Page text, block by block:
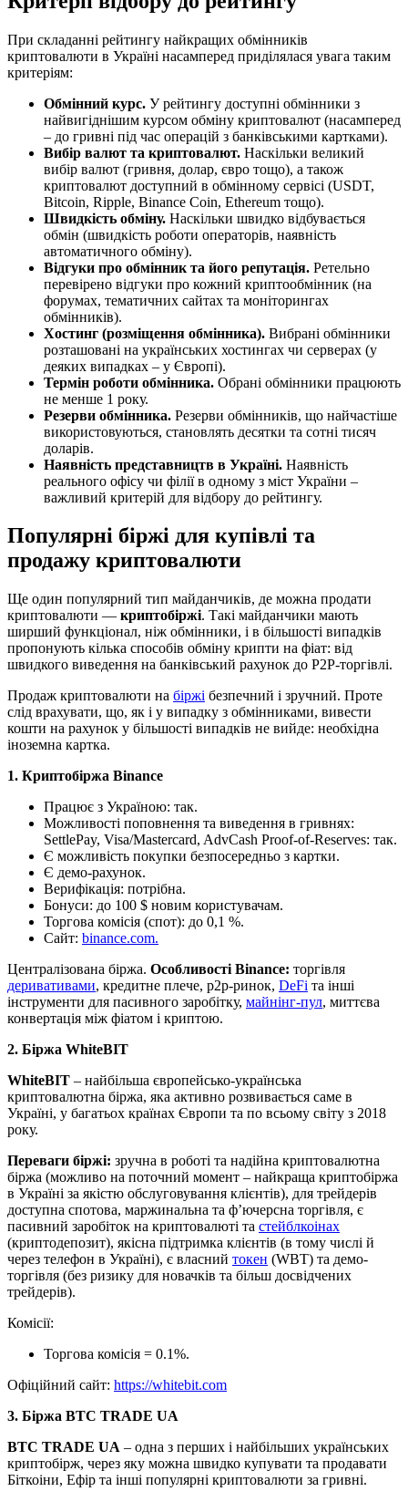
При складанні рейтингу найкращих обмінників
криптовалюти в Україні насамперед приділялася увага таким
критеріям:
Обмінний курс. У рейтингу доступні обмінники з
найвигіднішим курсом обміну криптовалют (насамперед
– до гривні під час операцій з банківськими картками).
Вибір валют та криптовалют. Наскільки великий
вибір валют (гривня, долар, євро тощо), а також
криптовалют доступний в обмінному сервісі (USDT,
Bitcoin, Ripple, Binance Coin, Ethereum тощо).
Швидкість обміну. Наскільки швидко відбувається
обмін (швидкість роботи операторів, наявність
автоматичного обміну).
Відгуки про обмінник та його репутація. Ретельно
перевірено відгуки про кожний криптообмінник (на
форумах, тематичних сайтах та моніторингах
обмінників).
Хостинг (розміщення обмінника). Вибрані обмінники
розташовані на українських хостингах чи серверах (у
деяких випадках – у Європі).
Термін роботи обмінника. Обрані обмінники працюють
не менше 1 року.
Резерви обмінника. Резерви обмінників, що найчастіше
використовуються, становлять десятки та сотні тисяч
доларів.
Наявність представництв в Україні. Наявність
реального офісу чи філії в одному з міст України –
важливий критерій для відбору до рейтингу.
Популярні біржі для купівлі та
продажу криптовалюти
Ще один популярний тип майданчиків, де можна продати
криптовалюти — криптобіржі. Такі майданчики мають
ширший функціонал, ніж обмінники, і в більшості випадків
пропонують кілька способів обміну крипти на фіат: від
швидкого виведення на банківський рахунок до P2P-торгівлі.
Продаж криптовалюти на біржі безпечний і зручний. Проте
слід врахувати, що, як і у випадку з обмінниками, вивести
кошти на рахунок у більшості випадків не вийде: необхідна
іноземна картка.
1. Криптобіржа Binance
Працює з Україною: так.
Можливості поповнення та виведення в гривнях:
SettlePay, Visa/Mastercard, AdvCash Proof-of-Reserves: так.
Є можливість покупки безпосередньо з картки.
Є демо-рахунок.
Верифікація: потрібна.
Бонуси: до 100 $ новим користувачам.
Торгова комісія (спот): до 0,1 %.
Сайт: binance.com.
Централізована біржа. Особливості Binance: торгівля
деривативами, кредитне плече, p2p-ринок, DeFi та інші
інструменти для пасивного заробітку, майнінг-пул, миттєва
конвертація між фіатом і криптою.
2. Біржа WhiteBIT
WhiteBIT – найбільша європейсько-українська
криптовалютна біржа, яка активно розвивається саме в
Україні, у багатьох країнах Європи та по всьому світу з 2018
року.
Переваги біржі: зручна в роботі та надійна криптовалютна
біржа (можливо на поточний момент – найкраща криптобіржа
в Україні за якістю обслуговування клієнтів), для трейдерів
доступна спотова, маржинальна та ф’ючерсна торгівля, є
пасивний заробіток на криптовалюті та стейблкоінах
(криптодепозит), якісна підтримка клієнтів (в тому числі й
через телефон в Україні), є власний токен (WBT) та демо-
торгівля (без ризику для новачків та більш досвідчених
трейдерів).
Комісії:
Торгова комісія = 0.1%.
Офіційний сайт: https://whitebit.com
3. Біржа BTC TRADE UA
BTC TRADE UA – одна з перших і найбільших українських
криптобірж, через яку можна швидко купувати та продавати
Біткоіни, Ефір та інші популярні криптовалюти за гривні.